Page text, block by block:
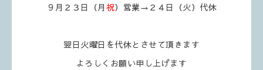
９月２３日（月 祝）営業→２４日（火）代休
翌日火曜日を代休とさせて頂きます
よろしくお願い申し上げます